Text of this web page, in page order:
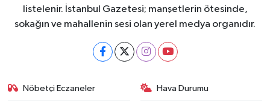
listelenir. İstanbul Gazetesi; manşetlerin ötesinde,
sokağın ve mahallenin sesi olan yerel medya organıdır.
Nöbetçi Eczaneler Hava Durumu